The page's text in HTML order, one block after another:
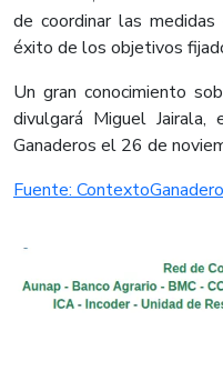
de coordinar las
éxito de los objetivos
Un gran conocimiento
divulgará Miguel
Ganaderos el 26 de
Fuente: ContextoGanadero